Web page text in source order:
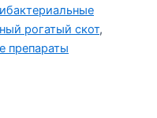
рогатый скот,
препараты